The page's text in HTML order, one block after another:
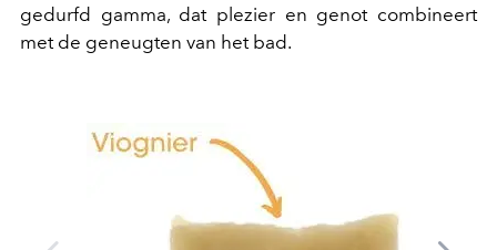
gedurfd gamma, dat plezier en genot combineert
met de geneugten van het bad.